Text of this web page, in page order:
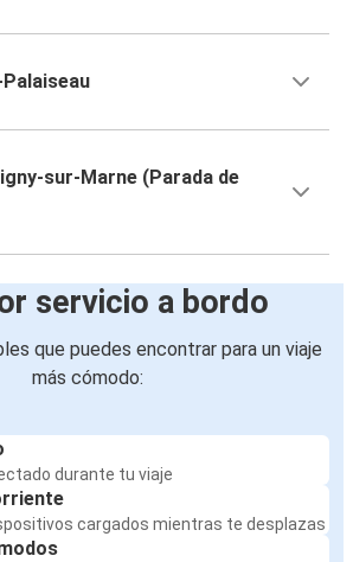
sur-Marne (Parada de
servicio a bordo
que puedes encontrar para un viaje
más cómodo:
durante tu viaje
cargados mientras te desplazas